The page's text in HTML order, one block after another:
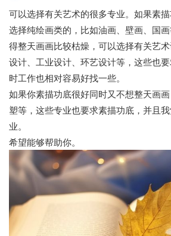
可以选择有关艺术的很多专业。如果素
选择纯绘画类的，比如油画、壁画、国
得整天画画比较枯燥，可以选择有关艺
设计、工业设计、环艺设计等，这些也
时工作也相对容易好找一些。
如果你素描功底很好同时又不想整天画
塑等，这些专业也要求素描功底，并且
业。
希望能够帮助你。